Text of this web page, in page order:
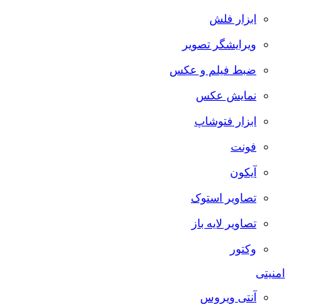
ابزار فلش
ویرایشگر تصویر
ضبط فيلم و عكس
نمایش عکس
ابزار فتوشاپ
فونت
آیکون
تصاویر استوک
تصاویر لایه باز
وکتور
امنیتی
آنتی ویروس